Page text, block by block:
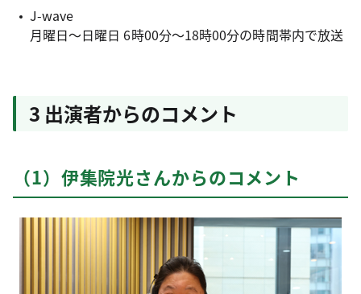
J-wave
月曜日～日曜日 6時00分～18時00分の時間帯内で放送
3 出演者からのコメント
（1）伊集院光さんからのコメント